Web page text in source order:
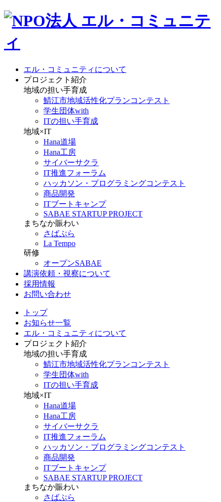
エル・コミュニティについて
プロジェクト紹介
地域の担い手育成
鯖江市地域活性化プランコンテスト
学生団体with
ITの担い手育成
地域×IT
Hana道場
Hana工房
サイバーサクラ
IT推進フォーラム
ハッカソン・プログラミングコンテスト
商品開発
ITブートキャンプ
SABAE STARTUP PROJECT
まちなか賑わい
さばぷら
La Tempo
研修
オープンSABAE
講演依頼・視察について
採用情報
お問い合わせ
トップ
お知らせ一覧
エル・コミュニティについて
プロジェクト紹介
地域の担い手育成
鯖江市地域活性化プランコンテスト
学生団体with
ITの担い手育成
地域×IT
Hana道場
Hana工房
サイバーサクラ
IT推進フォーラム
ハッカソン・プログラミングコンテスト
商品開発
ITブートキャンプ
SABAE STARTUP PROJECT
まちなか賑わい
さばぷら